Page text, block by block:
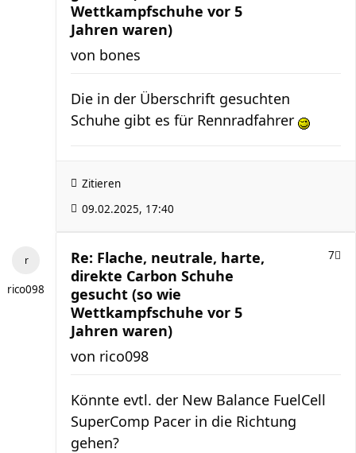
Wettkampfschuhe vor 5
Jahren waren)
von bones
Die in der Überschrift gesuchten
Schuhe gibt es für Rennradfahrer
Zitieren
09.02.2025, 17:40
rico098
Re: Flache, neutrale, harte,
direkte Carbon Schuhe
gesucht (so wie
Wettkampfschuhe vor 5
Jahren waren)
7
von rico098
Könnte evtl. der New Balance FuelCell
SuperComp Pacer in die Richtung
gehen?